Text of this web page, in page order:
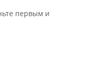
первым и